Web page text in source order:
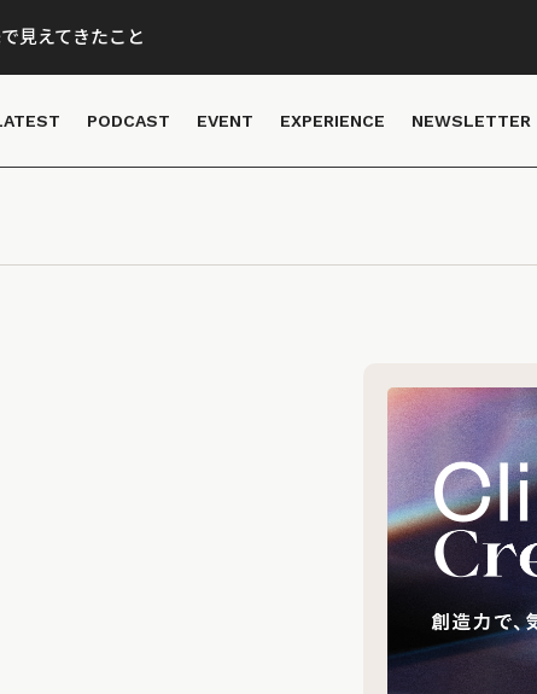
見えてきたこと
PODCAST EVENT EXPERIENCE NEWSLETTER